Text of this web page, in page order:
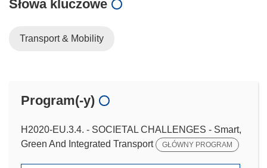
Słowa kluczowe
Transport & Mobility
Program(-y)
H2020-EU.3.4. - SOCIETAL CHALLENGES - Smart,
Green And Integrated Transport
GŁÓWNY PROGRAM